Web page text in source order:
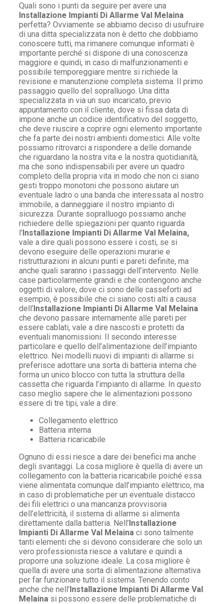
Quali sono i punti da seguire per avere una
Installazione Impianti Di Allarme Val Melaina
perfetta? Ovviamente se abbiamo deciso di usufruire
di una ditta specializzata non è detto che dobbiamo
conoscere tutti, ma rimanere comunque informati è
importante perché si dispone di una conoscenza
maggiore e quindi, in caso di malfunzionamenti e
possibile temporeggiare mentre si richiede la
revisione e manutenzione completa sistema. Il primo
passaggio quello del sopralluogo. Una ditta
specializzata in via un suo incaricato, previo
appuntamento con il cliente, dove si fissa data di
impone anche un codice identificativo del soggetto,
che deve riuscire a coprire ogni elemento importante
che fa parte dei nostri ambienti domestici. Alle volte
possiamo ritrovarci a rispondere a delle domande
che riguardano la nostra vita e la nostra quotidianità,
ma che sono indispensabili per avere un quadro
completo della propria vita in modo che non ci siano
gesti troppo monotoni che possono aiutare un
eventuale ladro o una banda che interessata al nostro
immobile, a danneggiare il nostro impianto di
sicurezza. Durante sopralluogo possiamo anche
richiedere delle spiegazioni per quanto riguarda
l’Installazione Impianti Di Allarme Val Melaina,
vale a dire quali possono essere i costi, se si
devono eseguire delle operazioni murarie e
ristrutturazioni in alcuni punti e pareti definite, ma
anche quali saranno i passaggi dell’intervento. Nelle
case particolarmente grandi e che contengono anche
oggetti di valore, dove ci sono delle casseforti ad
esempio, è possibile che ci siano costi alti a causa
dell’Installazione Impianti Di Allarme Val Melaina
che devono passare internamente alle pareti per
essere cablati, vale a dire nascosti e protetti da
eventuali manomissioni. Il secondo interesse
particolare e quello dell’alimentazione dell’impianto
elettrico. Nei modelli nuovi di impianti di allarme si
preferisce adottare una sorta di batteria interna che
forma un unico blocco con tutta la struttura della
cassetta che riguarda l’impianto di allarme. In questo
caso meglio sapere che le alimentazioni possono
essere di tre tipi, vale a dire:
Collegamento elettrico
Batteria interna
Batteria ricaricabile
Ognuno di essi riesce a dare dei benefici ma anche
degli svantaggi. La cosa migliore è quella di avere un
collegamento con la batteria ricaricabile poiché essa
viene alimentata comunque dall’impianto elettrico, ma
in caso di problematiche per un eventuale distacco
dei fili elettrici o una mancanza provvisoria
dell’elettricità, il sistema di allarme si alimenta
direttamente dalla batteria. Nell’Installazione
Impianti Di Allarme Val Melaina ci sono talmente
tanti elementi che si devono considerare che solo un
vero professionista riesce a valutare e quindi a
proporre una soluzione ideale. La cosa migliore è
quella di avere una sorta di alimentazione alternativa
per far funzionare tutto il sistema. Tenendo conto
anche che nell’Installazione Impianti Di Allarme Val
Melaina si possono essere delle problematiche di